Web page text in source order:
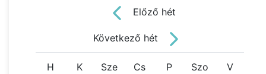
Előző hét
Következő hét
H
K
Sze
Cs
P
Szo
V